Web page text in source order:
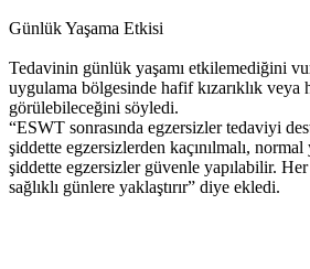
Günlük Yaşama Etkisi
Tedavinin günlük yaşamı etkilemediğini
uygulama bölgesinde hafif kızarıklık veya
görülebileceğini söyledi.
“ESWT sonrasında egzersizler tedaviyi
şiddette egzersizlerden kaçınılmalı,
şiddette egzersizler güvenle yapılabilir. Her
sağlıklı günlere yaklaştırır” diye ekledi.